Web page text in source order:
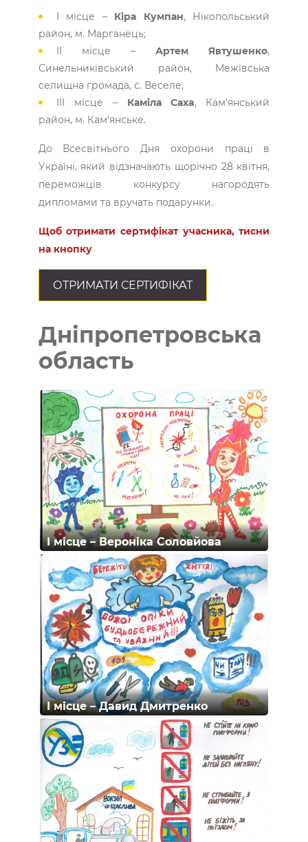
I місце – Кіра Кумпан, Нікопольський
район, м. Марганець;
II місце –Артем Явтушенко,
Синельниківський район, Межівська
селищна громада, с. Веселе;
III місце – Каміла Саха, Кам'янський
район, м. Кам'янське.
До Всесвітнього Дня охорони праці в
Україні, який відзначають щорічно 28 квітня,
переможців конкурсу нагородять
дипломами та вручать подарунки.
Щоб отримати сертифікат учасника, тисни
на кнопку
ОТРИМАТИ СЕРТИФІКАТ
Дніпропетровська
область
I місце – Вероніка Соловйова
I місце – Давид Дмитренко